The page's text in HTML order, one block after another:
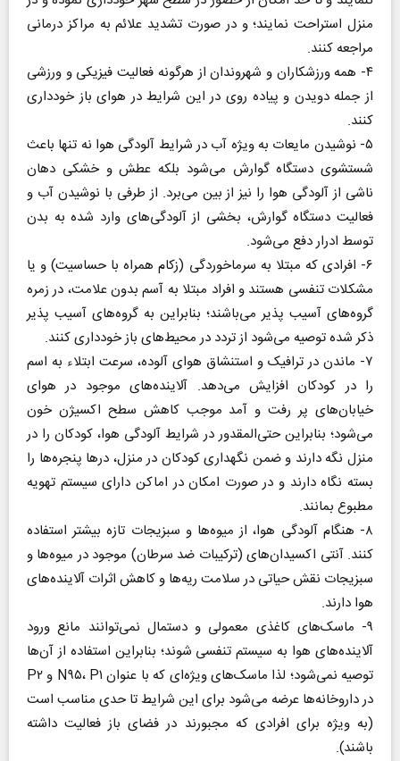
منزل استراحت نمایند؛ و در صورت تشدید علائم به مراکز درمانی
مراجعه کنند.
۴- همه ورزشکاران و شهروندان از هرگونه فعالیت فیزیکی و ورزشی
از جمله دویدن و پیاده روی در این شرایط در هوای باز خودداری
کنند.
۵- نوشیدن مایعات به ویژه آب در شرایط آلودگی هوا نه تنها باعث
شستشوی دستگاه گوارش می‌شود بلکه عطش و خشکی دهان
ناشی از آلودگی هوا را نیز از بین می‌برد. از طرفی با نوشیدن آب و
فعالیت دستگاه گوارش، بخشی از آلودگی‌های وارد شده به بدن
توسط ادرار دفع می‌شود.
۶- افرادی که مبتلا به سرماخوردگی (زکام همراه با حساسیت) و یا
مشکلات تنفسی هستند و افراد مبتلا به آسم بدون علامت، در زمره
گروه‌های آسیب پذیر می‌باشند؛ بنابراین به گروه‌های آسیب پذیر
ذکر شده توصیه می‌شود از تردد در محیط‌های باز خودداری کنند.
۷- ماندن در ترافیک و استنشاق هوای آلوده، سرعت ابتلاء به اسم
را در کودکان افزایش می‌دهد. آلاینده‌های موجود در هوای
خیابان‌های پر رفت و آمد موجب کاهش سطح اکسیژن خون
می‌شود؛ بنابراین حتی‌المقدور در شرایط آلودگی هوا، کودکان را در
منزل نگه دارند و ضمن نگهداری کودکان در منزل، در‌ها پنجره‌ها را
بسته نگاه دارند و در صورت امکان در اماکن دارای سیستم تهویه
مطبوع بمانند.
۸- هنگام آلودگی هوا، از میوه‌ها و سبزیجات تازه بیشتر استفاده
کنند. آنتی اکسیدان‌های (ترکیبات ضد سرطان) موجود در میوه‌ها و
سبزیجات نقش حیاتی در سلامت ریه‌ها و کاهش اثرات آلاینده‌های
هوا دارند.
۹- ماسک‌های کاغذی معمولی و دستمال نمی‌توانند مانع ورود
آلاینده‌های هوا به سیستم تنفسی شوند؛ بنابراین استفاده از آن‌ها
توصیه نمی‌شود؛ لذا ماسک‌های ویژه‌ای که با عنوان N۹۵، P۱ و P۲
در داروخانه‌ها عرضه می‌شود برای این شرایط تا حدی مناسب است
(به ویژه برای افرادی که مجبورند در فضای باز فعالیت داشته
باشند).